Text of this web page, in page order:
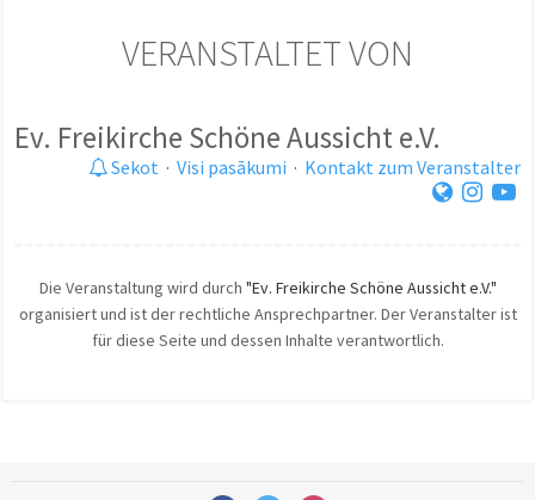
VERANSTALTET VON
Ev. Freikirche Schöne Aussicht e.V.
Sekot · Visi pasākumi · Kontakt zum Veranstalter
Die Veranstaltung wird durch "Ev. Freikirche Schöne Aussicht e.V."
organisiert und ist der rechtliche Ansprechpartner. Der Veranstalter ist
für diese Seite und dessen Inhalte verantwortlich.